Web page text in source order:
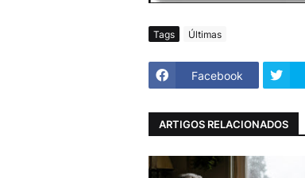
Tags Últimas
Facebook
ARTIGOS RELACIONADOS